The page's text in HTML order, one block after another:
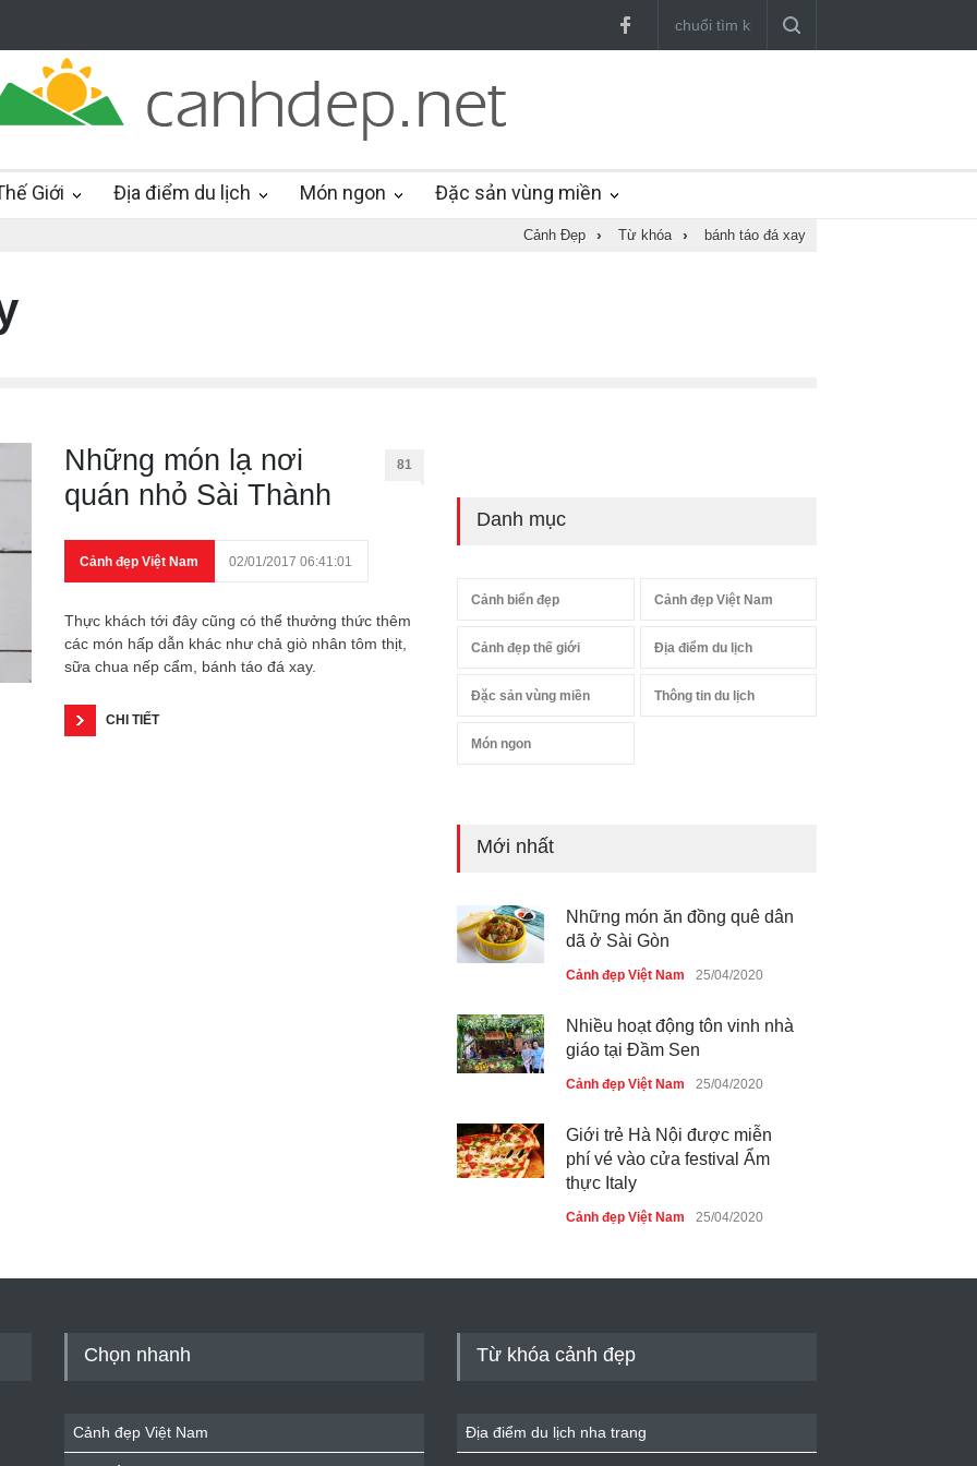
Giới Địa điểm du lịch Món ngon Đặc sản vùng miền
Cảnh Đẹp › Từ khóa › bánh táo đá xay
Những món lạ nơi
quán nhỏ Sài Thành
81
Cảnh đẹp Việt Nam 02/01/2017 06:41:01
Thực khách tới đây cũng có thể thưởng thức thêm
các món hấp dẫn khác như chả giò nhân tôm thịt,
sữa chua nếp cẩm, bánh táo đá xay.
CHI TIẾT
Danh mục
Cảnh biển đẹp Cảnh đẹp Việt Nam
Cảnh đẹp thế giới Địa điểm du lịch
Đặc sản vùng miền Thông tin du lịch
Món ngon
Mới nhất
Những món ăn đồng quê dân
dã ở Sài Gòn
Cảnh đẹp Việt Nam 25/04/2020
Nhiều hoạt động tôn vinh nhà
giáo tại Đầm Sen
Cảnh đẹp Việt Nam 25/04/2020
Giới trẻ Hà Nội được miễn
phí vé vào cửa festival Ẩm
thực Italy
Cảnh đẹp Việt Nam 25/04/2020
Cảnh đẹp Việt Nam
Chọn nhanh
Cảnh đẹp Việt Nam
Từ khóa cảnh đẹp
Địa điểm du lịch nha trang